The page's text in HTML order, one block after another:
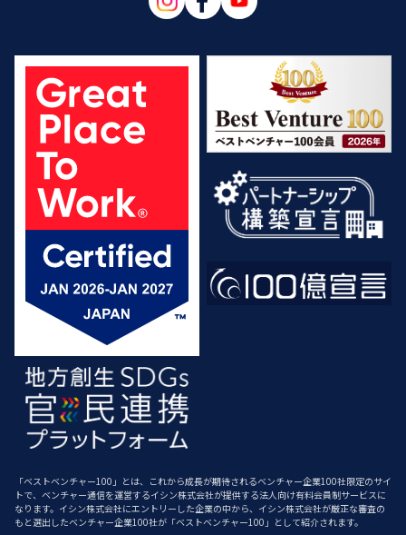
「ベストベンチャー100」とは、これから成長が期待されるベンチャー企業100社限定のサイ
トで、ベンチャー通信を運営するイシン株式会社が提供する法人向け有料会員制サービスに
なります。イシン株式会社にエントリーした企業の中から、イシン株式会社が厳正な審査の
もと選出したベンチャー企業100社が「ベストベンチャー100」として紹介されます。